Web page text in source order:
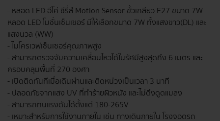
- หลอด LED อีโค่ ซีรี่ส์ Motion Sensor ขั้วเกลียว E27 ขนาด 7W
หลอด LED โมชั่นเซ็นเซอร์ มีให้เลือกขนาด 7W ทั้งแสงขาว(DL) และ
แสงนวล (WW)
- ไมโครเวฟเซ็นเซอร์คุณภาพสูง
- สามารถตรวจจับความเคลื่อนไหวได้ในรัศมีสูงสุดถึง 6 เมตร และ
ครอบคลุมพื้นที่ 270 องศา
- เปิดติดทันทีเมื่อเดินผ่านและติดหน่วงเป็นเวลา 3 นาที
- ปลอดภัยจากแสง UV ที่ทำร้ายผิวหนัง และไม่ดึงดูดแมลง
- สามารถทนแรงดันได้ตั้งแต่ 180-265V
- เหมาะสำหรับการใช้งานภายใน เช่น ทางเดินภายใน โรงจอดรถ